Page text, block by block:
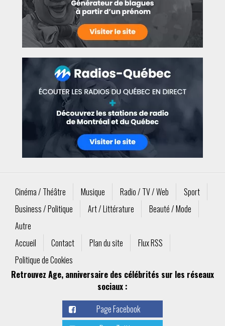
Cinéma / Théâtre Musique Radio / TV / Web
Sport
Business / Politique
Art / Littérature
Beauté / Mode
Autre
Accueil
Contact Plan du site
Flux RSS
Politique de Cookies
Retrouvez Age, anniversaire des célébrités sur les réseaux
sociaux :
Page Facebook